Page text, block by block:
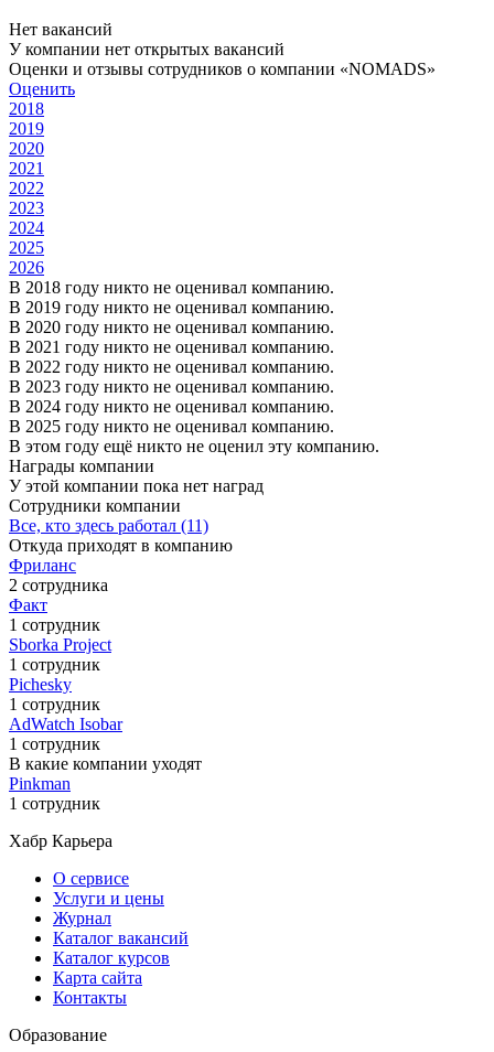
Нет вакансий
У компании нет открытых вакансий
Оценки и отзывы сотрудников о компании «NOMADS»
Оценить
2018
2019
2020
2021
2022
2023
2024
2025
2026
В 2018 году никто не оценивал компанию.
В 2019 году никто не оценивал компанию.
В 2020 году никто не оценивал компанию.
В 2021 году никто не оценивал компанию.
В 2022 году никто не оценивал компанию.
В 2023 году никто не оценивал компанию.
В 2024 году никто не оценивал компанию.
В 2025 году никто не оценивал компанию.
В этом году ещё никто не оценил эту компанию.
Награды компании
У этой компании пока нет наград
Сотрудники компании
Все, кто здесь работал (11)
Откуда приходят в компанию
Фриланс
2 сотрудника
Факт
1 сотрудник
Sborka Project
1 сотрудник
Pichesky
1 сотрудник
AdWatch Isobar
1 сотрудник
В какие компании уходят
Pinkman
1 сотрудник
Хабр Карьера
О сервисе
Услуги и цены
Журнал
Каталог вакансий
Каталог курсов
Карта сайта
Контакты
Образование